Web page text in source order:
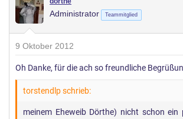
Administrator Teammitglied
9 Oktober 2012
Oh Danke, für die ach so freundliche
torstendlp schrieb:
meinem Eheweib Dörthe) nicht schon ein